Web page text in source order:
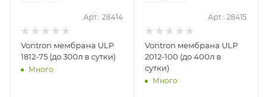
Арт.: 28414
Vontron мембрана ULP
1812-75 (до 300л в сутки)
Много
Арт.: 28415
Vontron мембрана ULP
2012-100 (до 400л в
сутки)
Много